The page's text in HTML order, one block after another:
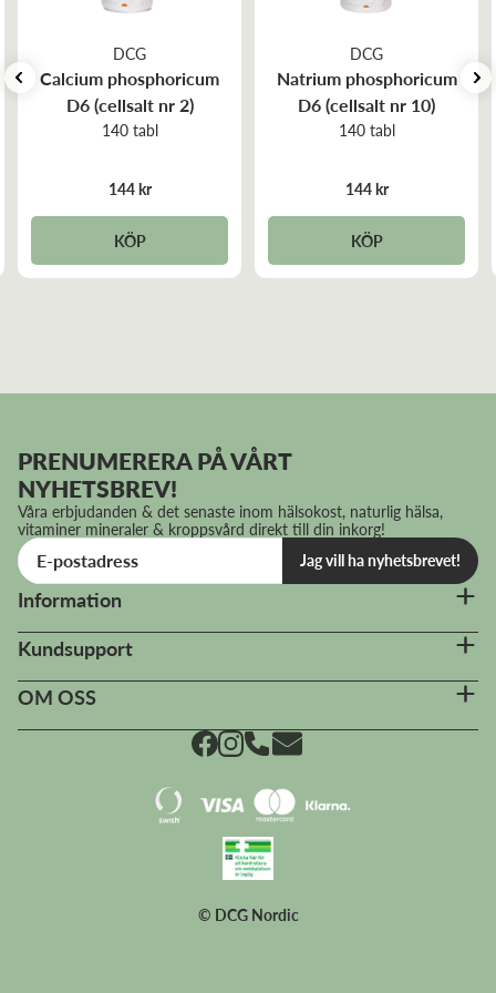
DCG
Calcium phosphoricum
D6 (cellsalt nr 2)
140 tabl
144 kr
KÖP
DCG
Natrium phosphoricum
D6 (cellsalt nr 10)
140 tabl
144 kr
KÖP
PRENUMERERA PÅ VÅRT
NYHETSBREV!
Våra erbjudanden & det senaste inom hälsokost, naturlig hälsa,
vitaminer mineraler & kroppsvård direkt till din inkorg!
Jag vill ha nyhetsbrevet!
Information
Kundsupport
OM OSS
© DCG Nordic